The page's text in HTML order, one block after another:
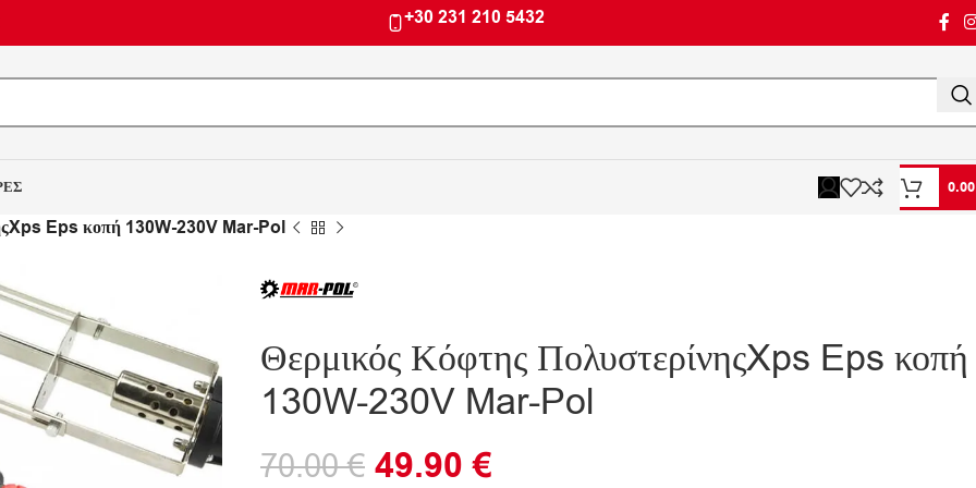
+30 231 210 5432
Eps κοπή 130W-230V Mar-Pol
Θερμικός Κόφτης ΠολυστερίνηςXps Eps κοπή
130W-230V Mar-Pol
70.00€ 49.90€